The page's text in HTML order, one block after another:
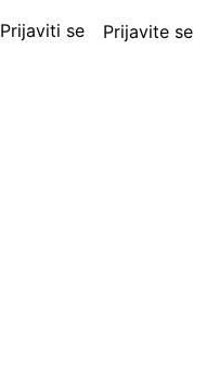
Prijaviti se Prijavite se